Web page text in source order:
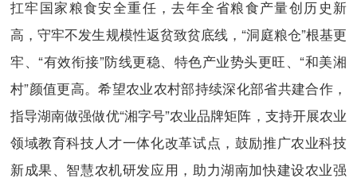
扛牢国家粮食安全重任，去年全省粮食产量创历史新
高，守牢不发生规模性返贫致贫底线，“洞庭粮仓”根基更
牢、“有效衔接”防线更稳、特色产业势头更旺、“和美湘
村”颜值更高。希望农业农村部持续深化部省共建合作，
指导湖南做强做优“湘字号”农业品牌矩阵，支持开展农业
领域教育科技人才一体化改革试点，鼓励推广农业科技
新成果、智慧农机研发应用，助力湖南加快建设农业强